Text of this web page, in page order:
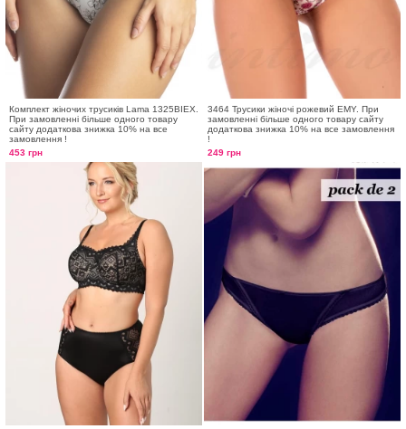
Комплект жіночих трусиків Lama 1325BIEX.
При замовленні більше одного товару
сайту додаткова знижка 10% на все
замовлення !
453 грн
3464 Трусики жіночі рожевий EMY. При
замовленні більше одного товару сайту
додаткова знижка 10% на все замовлення
!
249 грн